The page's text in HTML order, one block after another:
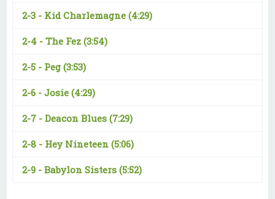
2-3 - Kid Charlemagne (4:29)
2-4 - The Fez (3:54)
2-5 - Peg (3:53)
2-6 - Josie (4:29)
2-7 - Deacon Blues (7:29)
2-8 - Hey Nineteen (5:06)
2-9 - Babylon Sisters (5:52)